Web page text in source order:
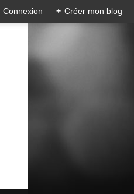
Connexion + Créer mon blog